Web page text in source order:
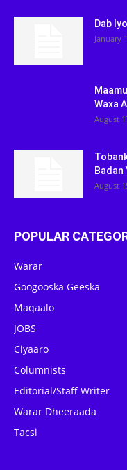
Dab
January
Waxa
August
Badan
August
POPULAR
Warar
Googooska Geeska
Maqaalo
JOBS
Ciyaaro
Columnists
Editorial/Staff Writer
Warar Dheeraada
Tacsi